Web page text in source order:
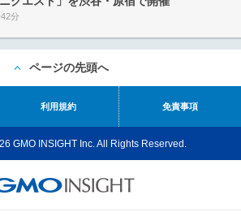
分
ページの先頭へ
利用規約 免責事項
GMO INSIGHT Inc. All Rights Reserved.